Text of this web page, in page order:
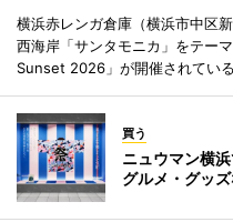
横浜赤レンガ倉庫（横浜市中区
西海岸「サンタモニカ」をテー
Sunset 2026」が開催されている
買う
ニュウマン横
グルメ・グッ